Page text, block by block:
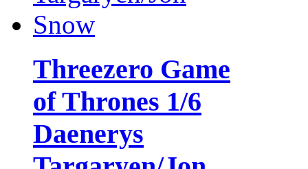
Threezero Game
of Thrones 1/6
Daenerys